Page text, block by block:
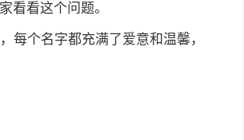
看看这个问题。
每个名字都充满了爱意和温馨，